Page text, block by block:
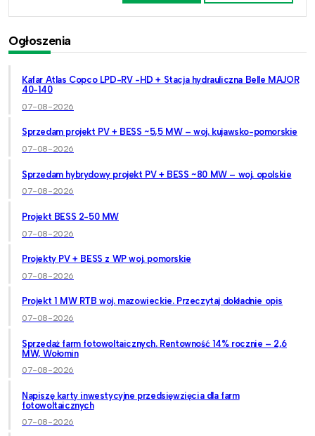
Ogłoszenia
Kafar Atlas Copco LPD-RV -HD + Stacja hydrauliczna Belle MAJOR
40-140
07-08-2026
Sprzedam projekt PV + BESS ~5,5 MW – woj. kujawsko-pomorskie
07-08-2026
Sprzedam hybrydowy projekt PV + BESS ~80 MW – woj. opolskie
07-08-2026
Projekt BESS 2-50 MW
07-08-2026
Projekty PV + BESS z WP woj. pomorskie
07-08-2026
Projekt 1 MW RTB woj. mazowieckie. Przeczytaj dokładnie opis
07-08-2026
Sprzedaż farm fotowoltaicznych. Rentowność 14% rocznie – 2,6
MW, Wołomin
07-08-2026
Napiszę karty inwestycyjne przedsięwzięcia dla farm
fotowoltaicznych
07-08-2026